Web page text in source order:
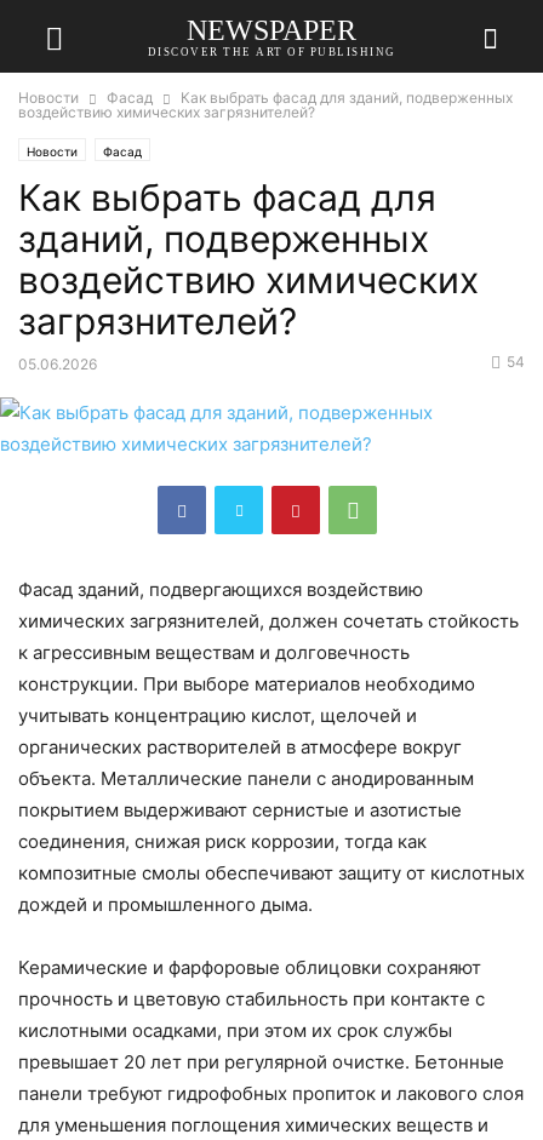
NEWSPAPER
DISCOVER THE ART OF PUBLISHING
Новости Фасад
Как выбрать фасад для зданий, подверженных
воздействию химических загрязнителей?
Новости Фасад
Как выбрать фасад для
зданий, подверженных
воздействию химических
загрязнителей?
05.06.2026 54
Фасад зданий, подвергающихся воздействию
химических загрязнителей, должен сочетать стойкость
к агрессивным веществам и долговечность
конструкции. При выборе материалов необходимо
учитывать концентрацию кислот, щелочей и
органических растворителей в атмосфере вокруг
объекта. Металлические панели с анодированным
покрытием выдерживают сернистые и азотистые
соединения, снижая риск коррозии, тогда как
композитные смолы обеспечивают защиту от кислотных
дождей и промышленного дыма.
Керамические и фарфоровые облицовки сохраняют
прочность и цветовую стабильность при контакте с
кислотными осадками, при этом их срок службы
превышает 20 лет при регулярной очистке. Бетонные
панели требуют гидрофобных пропиток и лакового слоя
для уменьшения поглощения химических веществ и